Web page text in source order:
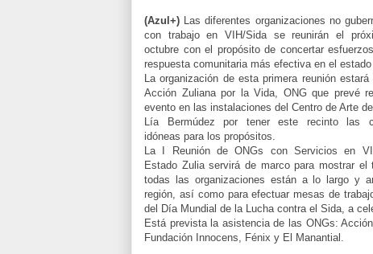
(Azul+) Las diferentes organizaciones no
con trabajo en VIH/Sida se reunirán el
octubre con el propósito de concertar
respuesta comunitaria más efectiva en el
La organización de esta primera reunión
Acción Zuliana por la Vida, ONG que prevé
evento en las instalaciones del Centro de Arte
Lía Bermúdez por tener este recinto las
idóneas para los propósitos.
La I Reunión de ONGs con Servicios en
Estado Zulia servirá de marco para mostrar el
todas las organizaciones están a lo largo y
región, así como para efectuar mesas de
del Día Mundial de la Lucha contra el Sida, a
Está prevista la asistencia de las ONGs:
Fundación Innocens, Fénix y El Manantial.